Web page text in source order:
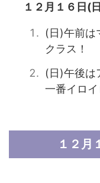
１２月１６日(
(日)午前は
クラス！
(日)午後は
一番イロイ
１２月